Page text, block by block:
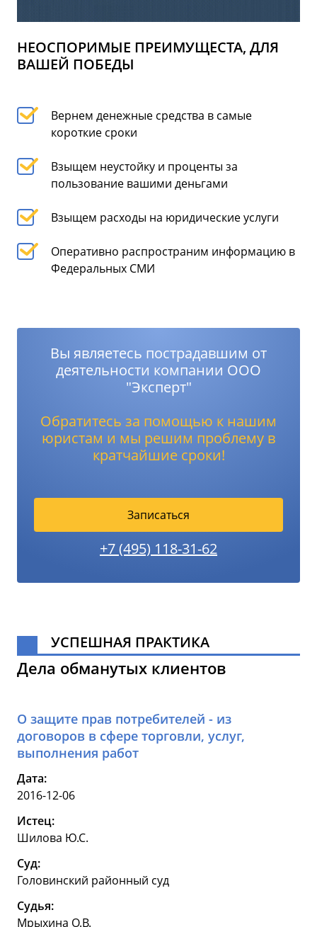
НЕОСПОРИМЫЕ ПРЕИМУЩЕСТА, ДЛЯ
ВАШЕЙ ПОБЕДЫ
Вернем денежные средства в самые
короткие сроки
Взыщем неустойку и проценты за
пользование вашими деньгами
Взыщем расходы на юридические услуги
Оперативно распространим информацию в
Федеральных СМИ
Вы являетесь пострадавшим от
деятельности компании ООО
"Эксперт"
Обратитесь за помощью к нашим
юристам и мы решим проблему в
кратчайшие сроки!
Записаться
+7 (495) 118-31-62
УСПЕШНАЯ ПРАКТИКА
Дела обманутых клиентов
О защите прав потребителей - из
договоров в сфере торговли, услуг,
выполнения работ
Дата:
2016-12-06
Истец:
Шилова Ю.С.
Суд:
Головинский районный суд
Судья:
Мрыхина О.В.